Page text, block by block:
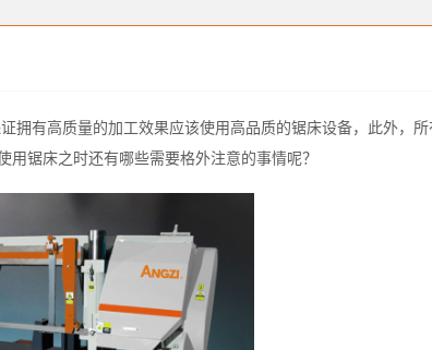
拥有高质量的加工效果应该使用高品质的锯床设备，此外，所
锯床之时还有哪些需要格外注意的事情呢？